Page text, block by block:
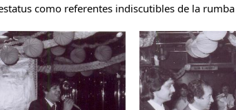
como referentes indiscutibles de la